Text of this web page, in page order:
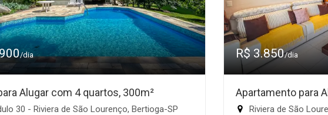
/dia
Alugar com 4 quartos, 300m²
30 - Riviera de São Lourenço, Bertioga-SP
R$ 3.850/dia
Apartamento para
Riviera de São